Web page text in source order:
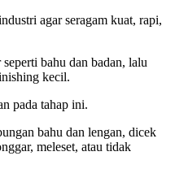
agar seragam kuat, rapi,
bahu dan badan, lalu
kecil.
pada tahap ini.
bahu dan lengan, dicek
meleset, atau tidak